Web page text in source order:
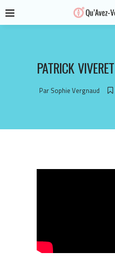
PATRICK VIVERET
Par Sophie Vergnaud